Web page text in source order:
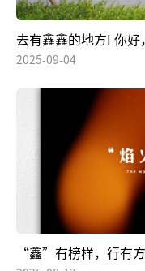
去有鑫鑫的地方I 你好
2025-09-04
“鑫”有榜样，行有方